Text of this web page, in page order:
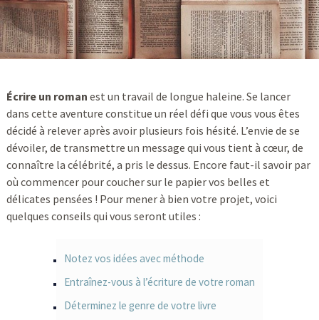
Écrire un roman est un travail de longue haleine. Se lancer
dans cette aventure constitue un réel défi que vous vous êtes
décidé à relever après avoir plusieurs fois hésité. L’envie de se
dévoiler, de transmettre un message qui vous tient à cœur, de
connaître la célébrité, a pris le dessus. Encore faut-il savoir par
où commencer pour coucher sur le papier vos belles et
délicates pensées ! Pour mener à bien votre projet, voici
quelques conseils qui vous seront utiles :
Notez vos idées avec méthode
Entraînez-vous à l’écriture de votre roman
Déterminez le genre de votre livre